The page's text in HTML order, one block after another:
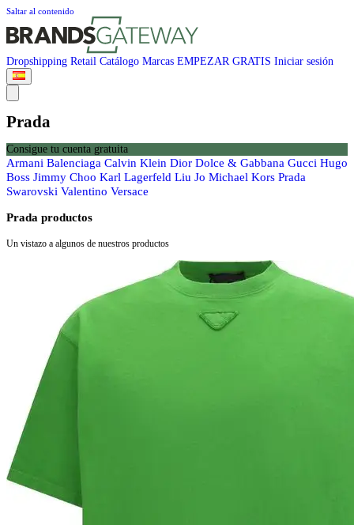
Saltar al contenido
Dropshipping Retail Catálogo Marcas EMPEZAR GRATIS Iniciar sesión
Prada
Consigue tu cuenta gratuita
Armani Balenciaga Calvin Klein Dior Dolce & Gabbana Gucci Hugo
Boss Jimmy Choo Karl Lagerfeld Liu Jo Michael Kors Prada
Swarovski Valentino Versace
Prada productos
Un vistazo a algunos de nuestros productos